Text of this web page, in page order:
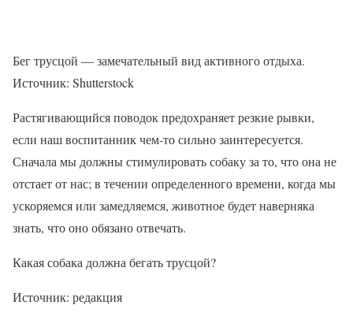
Бег трусцой — замечательный вид активного отдыха.
Источник: Shutterstock
Растягивающийся поводок предохраняет резкие рывки,
если наш воспитанник чем-то сильно заинтересуется.
Сначала мы должны стимулировать собаку за то, что она не
отстает от нас; в течении определенного времени, когда мы
ускоряемся или замедляемся, животное будет наверняка
знать, что оно обязано отвечать.
Какая собака должна бегать трусцой?
Источник: редакция